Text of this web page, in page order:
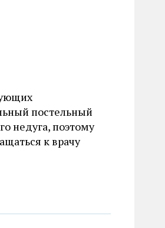
постельный
недуга, поэтому
к врачу